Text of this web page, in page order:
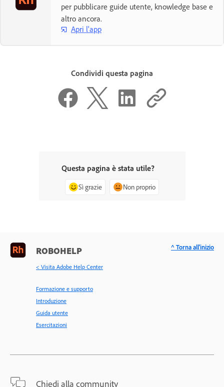
per pubblicare guide utente, knowledge base e
altro ancora.
Apri l'app
Condividi questa pagina
Questa pagina è stata utile?
Sì grazie Non proprio
ROBOHELP
< Visita Adobe Help Center
Formazione e supporto
Introduzione
Guida utente
Esercitazioni
Chiedi alla community
^ Torna all'inizio